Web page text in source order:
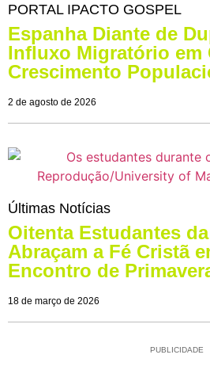
PORTAL IPACTO GOSPEL
Espanha Diante de
Influxo Migratório em
Crescimento
2 de agosto de 2026
Últimas Notícias
Oitenta Estudantes
Abraçam a Fé Cristã
Encontro de
18 de março de 2026
PUBLICIDADE